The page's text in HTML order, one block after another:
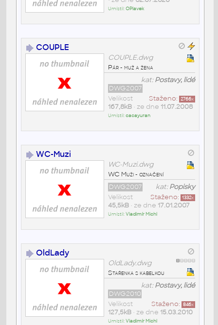
Umístil:OPlavek
COUPLE
COUPLE.dwg
Pár - muž a žena
kat:Postavy, lidé
DWG2007
Staženo: 2766x
Velikost
167,8kB• ze dne 11.07.2008
Umístil:cacayuran
WC-Muzi
WC-Muzi.dwg
WC Muži - označení
kat:Popisky
DWG2007
Staženo: 1332x
Velikost
45,5kB• ze dne 17.01.2007
Umístil:Vladimír Michl
OldLady
OldLady.dwg
Stařenka s kabelkou
kat:Postavy, lidé
DWG2010
Staženo: 846x
Velikost
127,5kB• ze dne 15.03.2010
Umístil:Vladimír Michl